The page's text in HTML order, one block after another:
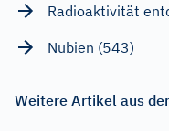
Radioaktivität
Nubien (543)
Weitere Artikel aus